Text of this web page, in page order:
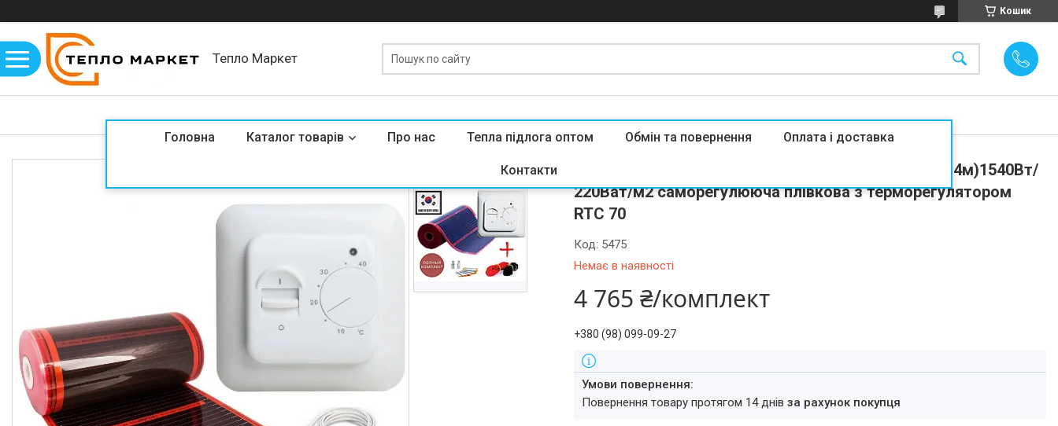
Кошик
Тепло Маркет
Головна Каталог товарів Про нас Тепла підлога оптом Обмін та повернення Оплата і доставка
Контакти
Тепла підлога під паркет RexVa PTC 7м2 (0.5 м х 14м)1540Вт/
220Ват/м2 саморегулююча плівкова з терморегулятором
RTC 70
Немає в наявності
Код: 5475
4 765 ₴/комплект
+380 (98) 099-09-27
повернення товару протягом 14 днівза рахунок покупця